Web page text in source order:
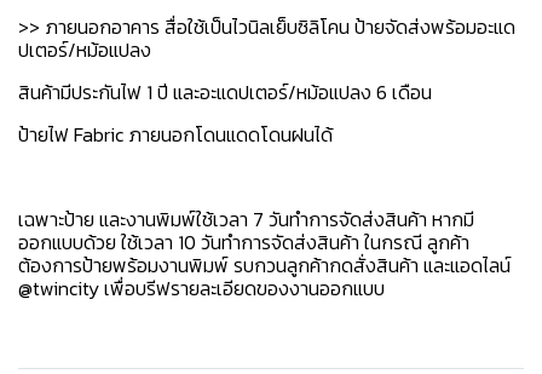
>> ภายนอกอาคาร สื่อใช้เป็นไวนิลเย็บซิลิโคน ป้ายจัดส่งพร้อมอะแด
ปเตอร์/หม้อแปลง
สินค้ามีประกันไฟ 1 ปี และอะแดปเตอร์/หม้อแปลง 6 เดือน
ป้ายไฟ Fabric ภายนอกโดนแดดโดนฝนได้ ️️
เฉพาะป้าย และงานพิมพ์ใช้เวลา 7 วันทำการจัดส่งสินค้า หากมี
ออกแบบด้วย ใช้เวลา 10 วันทำการจัดส่งสินค้า ในกรณี ลูกค้า
ต้องการป้ายพร้อมงานพิมพ์ รบกวนลูกค้ากดสั่งสินค้า และแอดไลน์
@twincity เพื่อบรีฟรายละเอียดของงานออกแบบ